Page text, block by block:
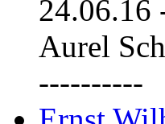
24.06.16
Aurel
----------